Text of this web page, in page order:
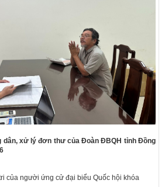
dân, xử lý đơn thư của Đoàn ĐBQH tỉnh Đồng
của người ứng cử đại biểu Quốc hội khóa